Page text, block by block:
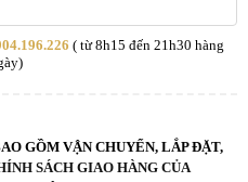
( từ 8h15 đến 21h30 hàng
GỒM VẬN CHUYỂN, LẮP ĐẶT,
SÁCH GIAO HÀNG CỦA